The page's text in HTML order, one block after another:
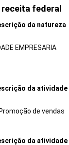
federal
da natureza
EMPRESARIA
da atividade
de vendas
da atividade